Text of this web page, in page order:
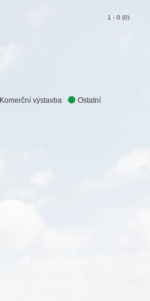
1 - 0 (0)
výstavba Ostatní